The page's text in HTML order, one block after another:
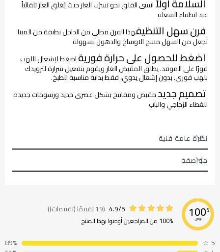
السلامة أولاًانسى القلق نحو تسرُب الغاز حيث يُغلق الغاز تلقائياً
عند انطفاء الشعلة
فرن سهل التنظيفهذا الفرن مطلي من الداخل بطبقة من المينا
تجعل من السهل مسح الاوساخ والدهون بسهولة
اضغط للحصول على حرارة فوريةاضغط لإشعال اللهب
فورًا على الموقد. يطلق المقبض الغاز ويقوم بتفعيل شرارة لتزويدك
بلهب فوري. بدون إشعال يدوي، فقط بداية مناسبة للطبخ.
تصميم جديدمقبض ومفاتيح بشكل عصرى جديد ورسومات جديدة
للغطاء الزجاجي والباب
نظرة عامة فنية
مواصفة
100%
نوصي
4.9/5 (19 تقييمًا (تقييمات))
100% من المراجعين أوصوا بهذا المنتج
5
☆
89%